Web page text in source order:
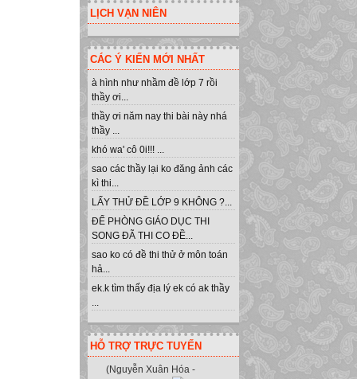
LỊCH VẠN NIÊN
CÁC Ý KIẾN MỚI NHẤT
à hình như nhầm đề lớp 7 rồi
thầy ơi...
thầy ơi năm nay thi bài này nhá
thầy ...
khó wa' cô 0i!!! ...
sao các thầy lại ko đăng ảnh các
kì thi...
LẤY THỬ ĐỀ LỚP 9 KHÔNG ?...
ĐỂ PHÒNG GIÁO DỤC THI
SONG ĐÃ THI CO ĐỀ...
sao ko có đề thi thử ở môn toán
hả...
ek.k tìm thấy địa lý ek có ak thầy
...
HỖ TRỢ TRỰC TUYẾN
(Nguyễn Xuân Hóa -